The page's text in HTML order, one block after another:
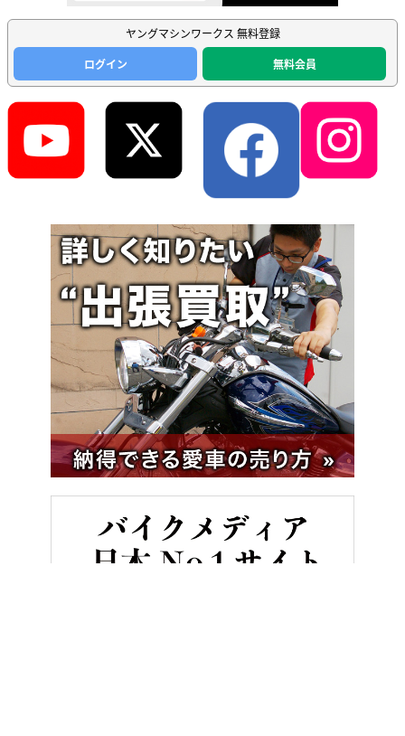
ヤングマシンワークス 無料登録
ログイン
無料会員